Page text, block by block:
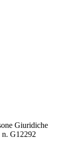
Giuridiche
n. G12292